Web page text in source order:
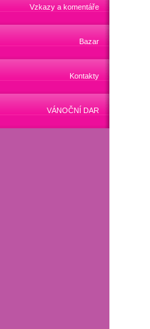
Vzkazy a komentáře
Bazar
Kontakty
VÁNOČNÍ DAR